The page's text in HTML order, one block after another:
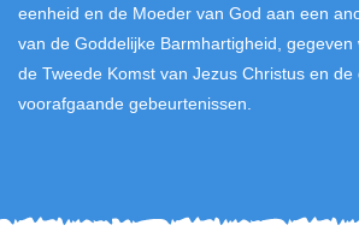
eenheid en de Moeder van God aan een
van de Goddelijke Barmhartigheid,
de Tweede Komst van Jezus Christus en de
voorafgaande gebeurtenissen.